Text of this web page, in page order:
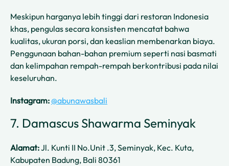
Meskipun harganya lebih tinggi dari restoran Indonesia
khas, pengulas secara konsisten mencatat bahwa
kualitas, ukuran porsi, dan keaslian membenarkan biaya.
Penggunaan bahan-bahan premium seperti nasi basmati
dan kelimpahan rempah-rempah berkontribusi pada nilai
keseluruhan.
Instagram:@abunawasbali
7. Damascus Shawarma Seminyak
Alamat:Jl. Kunti II No.Unit .3, Seminyak, Kec. Kuta,
Kabupaten Badung, Bali 80361